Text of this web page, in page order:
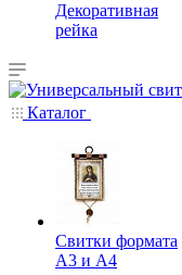
Декоративная
рейка
Каталог
Свитки формата
А3 и А4